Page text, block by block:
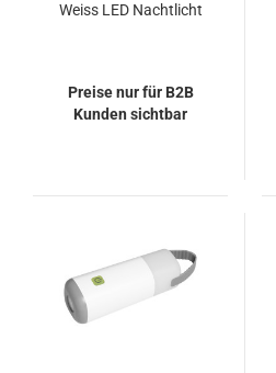
Weiss LED Nachtlicht
Preise nur für B2B
Kunden sichtbar